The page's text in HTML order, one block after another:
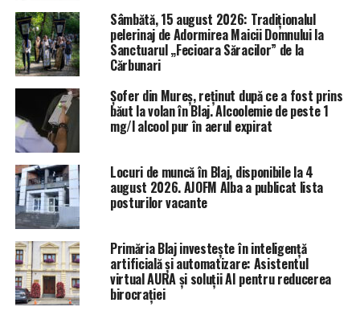
Sâmbătă, 15 august 2026: Tradiționalul
pelerinaj de Adormirea Maicii Domnului la
Sanctuarul „Fecioara Săracilor” de la
Cărbunari
Șofer din Mureș, reținut după ce a fost prins
băut la volan în Blaj. Alcoolemie de peste 1
mg/l alcool pur în aerul expirat
Locuri de muncă în Blaj, disponibile la 4
august 2026. AJOFM Alba a publicat lista
posturilor vacante
Primăria Blaj investește în inteligență
artificială și automatizare: Asistentul
virtual AURA și soluții AI pentru reducerea
birocrației